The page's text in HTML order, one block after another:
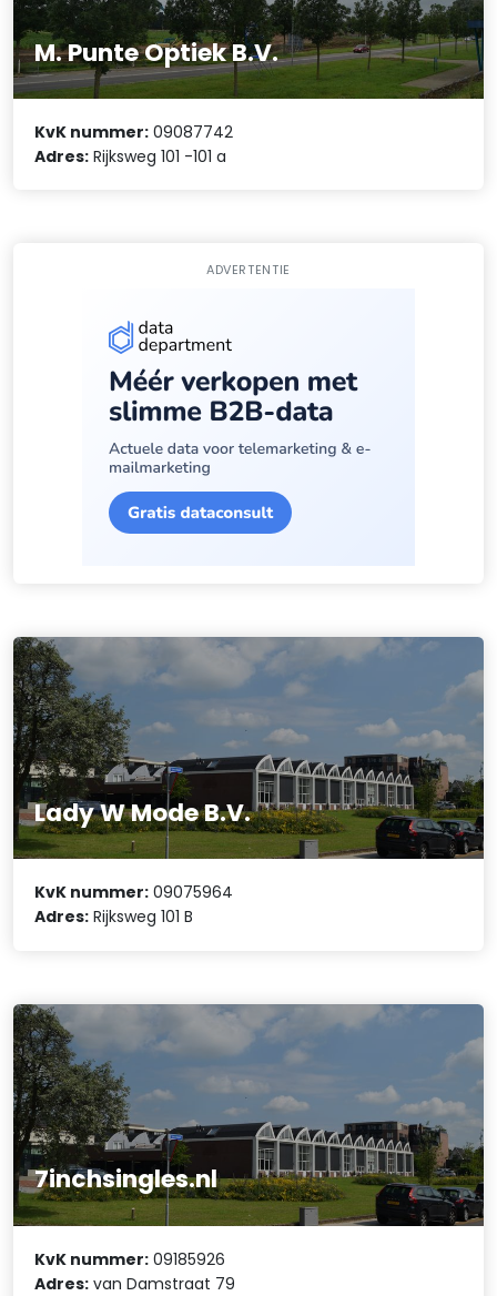
M. Punte Optiek B.V.
KvK nummer: 09087742
Adres: Rijksweg 101 -101 a
ADVERTENTIE
Lady W Mode B.V.
KvK nummer: 09075964
Adres: Rijksweg 101 B
7inchsingles.nl
KvK nummer: 09185926
Adres: van Damstraat 79